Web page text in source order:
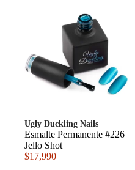
Ugly Duckling Nails
Esmalte Permanente #226
Jello Shot
$17,990